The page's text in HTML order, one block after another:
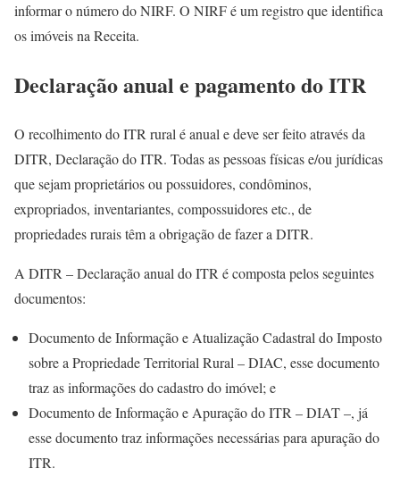
informar o número do NIRF. O NIRF é um registro que identifica
os imóveis na Receita.
Declaração anual e pagamento do ITR
O recolhimento do ITR rural é anual e deve ser feito através da
DITR, Declaração do ITR. Todas as pessoas físicas e/ou jurídicas
que sejam proprietários ou possuidores, condôminos,
expropriados, inventariantes, compossuidores etc., de
propriedades rurais têm a obrigação de fazer a DITR.
A DITR – Declaração anual do ITR é composta pelos seguintes
documentos:
Documento de Informação e Atualização Cadastral do Imposto
sobre a Propriedade Territorial Rural – DIAC, esse documento
traz as informações do cadastro do imóvel; e
Documento de Informação e Apuração do ITR – DIAT –, já
esse documento traz informações necessárias para apuração do
ITR.